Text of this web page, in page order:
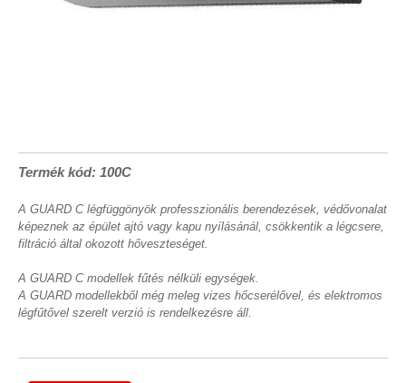
Termék kód: 100C
A GUARD C légfüggönyök professzionális berendezések, védővonalat
képeznek az épület ajtó vagy kapu nyílásánál, csökkentik a légcsere,
filtráció által okozott hőveszteséget.
A GUARD C modellek fűtés nélküli egységek.
A GUARD modellekből még meleg vizes hőcserélővel, és elektromos
légfűtővel szerelt verzió is rendelkezésre áll.